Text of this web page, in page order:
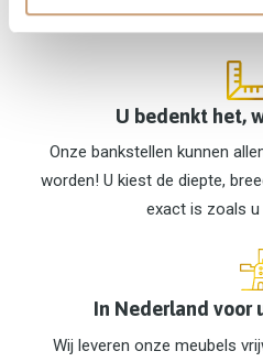
verschillende
U bedenkt het,
Onze bankstellen kunnen
worden! U kiest de diepte,
exact is zoals
In Nederland voor
Wij leveren onze meubels